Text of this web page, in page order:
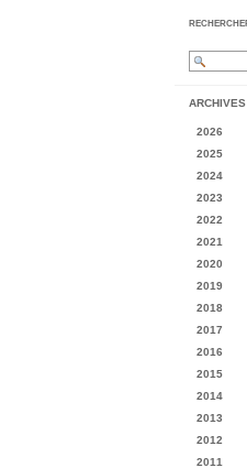
ARCHIVES
2026
2025
2024
2023
2022
2021
2020
2019
2018
2017
2016
2015
2014
2013
2012
2011